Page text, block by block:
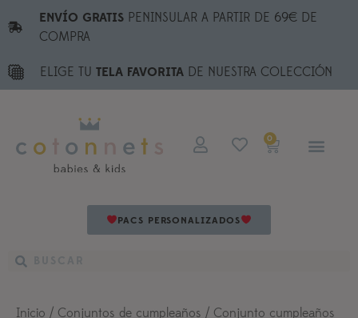
ENVÍO GRATISPENINSULAR A PARTIR DE 69€ DE
COMPRA
ELIGE TU TELA FAVORITA DE NUESTRA COLECCIÓN
0
PACS PERSONALIZADOS
Inicio / Conjuntos de cumpleaños / Conjunto cumpleaños